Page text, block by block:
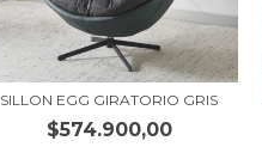
SILLON EGG GIRATORIO GRIS
$574.900,00